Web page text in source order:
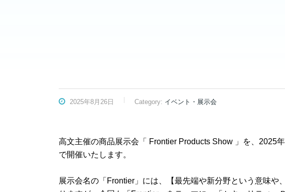
2025年8月26日 Category: イベント・展示会
高文主催の商品展示会「 Frontier Products Show 」を、2025
で開催いたします。
展示会名の「Frontier」には、【最先端や新分野という意味